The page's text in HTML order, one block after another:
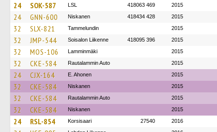
24 SOK-587 LSL 418063 469 2015
24 GNN-600 Niskanen 418434 428 2015
32 SLX-821 Tammelundin 2015
32 JMP-544 Soisalon Liikenne 418095 396 2015
32 MOS-106 Lamminmäki 2015
32 CKE-584 Rautalammin Auto 2015
24 CJX-164 E. Ahonen 2015
32 CKE-584 Niskanen 2015
32 CKE-584 Rautalammin Auto 2015
32 CKE-584 Niskanen 2015
24 RSL-854 Korsisaari 27540 2016